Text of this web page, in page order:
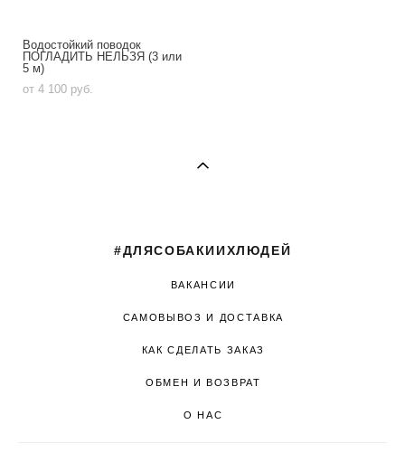
Водостойкий поводок
ПОГЛАДИТЬ НЕЛЬЗЯ (3 или
5 м)
от 4 100 pуб.
#ДЛЯСОБАКИИХЛЮДЕЙ
ВАКАНСИИ
САМОВЫВОЗ И ДОСТАВКА
КАК СДЕЛАТЬ ЗАКАЗ
ОБМЕН И ВОЗВРАТ
О НАС